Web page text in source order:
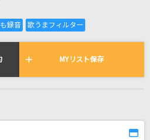
国りれき
歌われている曲の一覧
MYリスト保存